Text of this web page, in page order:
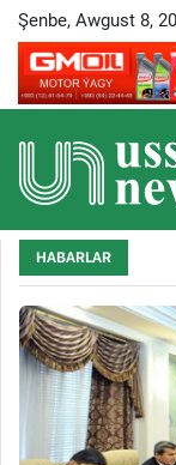
Şenbe, Awgust 8,
HABARLAR